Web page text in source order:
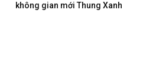
không gian mới Thung Xanh